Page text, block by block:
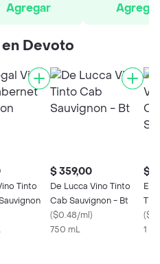
Agregar
Agregar
Devoto
Tinto
$ 359,00
De Lucca Vino Tinto
Cab Sauvignon - Bt
($0.48/ml)
750 mL
$
(
1 X